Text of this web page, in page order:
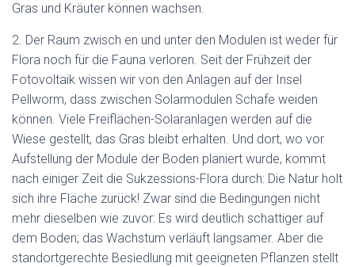
Gras und Kräuter können wachsen.
2. Der Raum zwisch en und unter den Modulen ist weder für
Flora noch für die Fauna verloren. Seit der Frühzeit der
Fotovoltaik wissen wir von den Anlagen auf der Insel
Pellworm, dass zwischen Solarmodulen Schafe weiden
können. Viele Freiflächen-Solaranlagen werden auf die
Wiese gestellt, das Gras bleibt erhalten. Und dort, wo vor
Aufstellung der Module der Boden planiert wurde, kommt
nach einiger Zeit die Sukzessions-Flora durch: Die Natur holt
sich ihre Fläche zurück! Zwar sind die Bedingungen nicht
mehr dieselben wie zuvor: Es wird deutlich schattiger auf
dem Boden; das Wachstum verläuft langsamer. Aber die
standortgerechte Besiedlung mit geeigneten Pflanzen stellt